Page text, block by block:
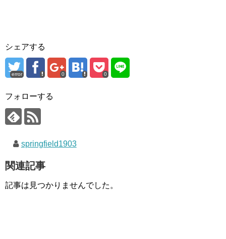
シェアする
error 0 0
フォローする
springfield1903
関連記事
記事は見つかりませんでした。